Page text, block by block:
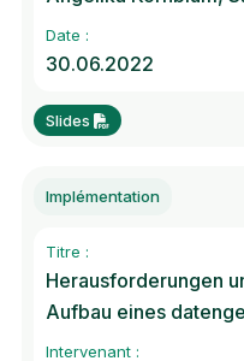
Date :
30.06.2022
Slides
Implémentation
Titre :
Herausforderungen
Aufbau eines
Intervenant :